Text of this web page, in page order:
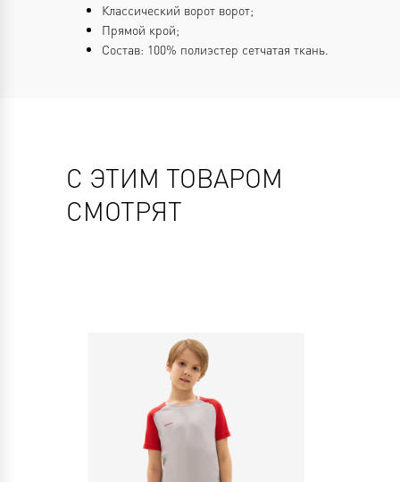
Классический ворот ворот;
Прямой крой;
Состав: 100% полиэстер сетчатая ткань.
С ЭТИМ ТОВАРОМ
СМОТРЯТ